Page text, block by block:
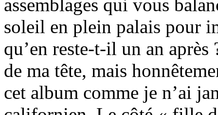
assemblages qui vous
soleil en plein palais pour
qu’en reste-t-il un an
de ma tête, mais
cet album comme je n’ai